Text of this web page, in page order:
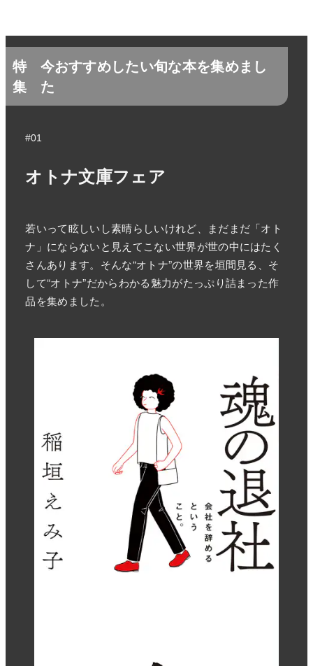
特
集
今おすすめしたい旬な本を集めまし
た
#01
オトナ文庫フェア
若いって眩しいし素晴らしいけれど、まだまだ「オト
ナ」にならないと見えてこない世界が世の中にはたく
さんあります。そんな“オトナ”の世界を垣間見る、そ
して“オトナ”だからわかる魅力がたっぷり詰まった作
品を集めました。